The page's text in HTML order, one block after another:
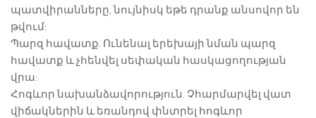
պատվիրանները, նույնիսկ եթե դրանք անսովոր են
թվում:
Պարզ հավատք. Ունենալ երեխայի նման պարզ
հավատք և չհենվել սեփական հասկացողության
վրա:
Հոգևոր նախանձավորություն. Չհարմարվել վատ
վիճակներին և եռանդով փնտրել հոգևոր